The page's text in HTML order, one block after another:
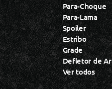
Para-Choque
Para-Lama
Spoiler
Estribo
Grade
Defletor de Ar
Ver todos